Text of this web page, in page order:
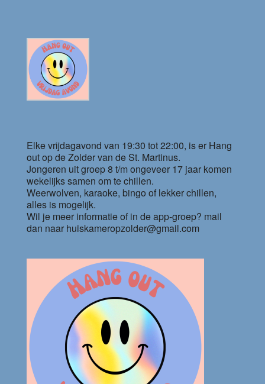
Elke vrijdagavond van 19:30 tot 22:00, is er Hang
out op de Zolder van de St. Martinus.
Jongeren uit groep 8 t/m ongeveer 17 jaar komen
wekelijks samen om te chillen.
Weerwolven, karaoke, bingo of lekker chillen,
alles is mogelijk.
Wil je meer informatie of in de app-groep? mail
dan naar huiskameropzolder@gmail.com